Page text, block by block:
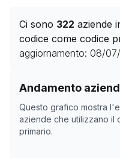
Ci sono 322 aziende
codice come codice
aggiornamento: 08/
Andamento
Questo grafico mostra
aziende che utilizzano il
primario.
Storico numero di
Data
06/05/2025
24/10/2025